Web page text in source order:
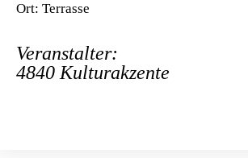
Ort: Terrasse
Veranstalter:
4840 Kulturakzente